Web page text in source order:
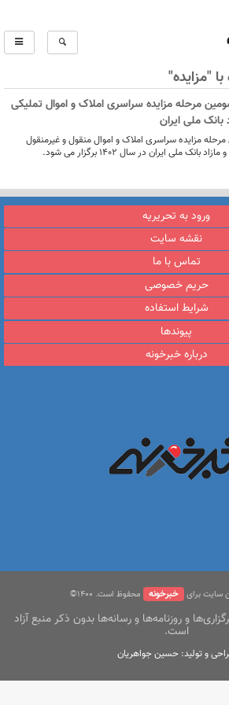
"مزایده"
مرحله مزایده سراسری املاک و اموال تملیکی
بانک ملی ایران
مزایده سراسری املاک و اموال منقول و غیرمنقول
بانک ‌ملی ‌ایران در سال ۱۴۰۲ برگزار می شود.
ورود به تحریریه
نقشه سایت
تماس با ما
حریم خصوصی
شرایط استفاده
پیوندها
درباره خبرخونه
سایت برای خبرخونه محفوظ است. ۱400©
و روزنامه‌ها و رسانه‌ها بدون ذکر منبع آزاد
است.
و تولید: حسین جواهریان